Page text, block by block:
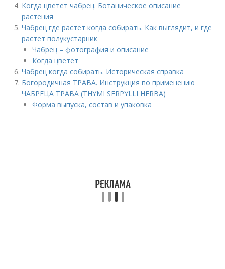
Когда цветет чабрец. Ботаническое описание
растения
Чабрец где растет когда собирать. Как выглядит, и где
растет полукустарник
Чабрец – фотография и описание
Когда цветет
Чабрец когда собирать. Историческая справка
Богородичная ТРАВА. Инструкция по применению
ЧАБРЕЦА ТРАВА (THYMI SERPYLLI HERBA)
Форма выпуска, состав и упаковка